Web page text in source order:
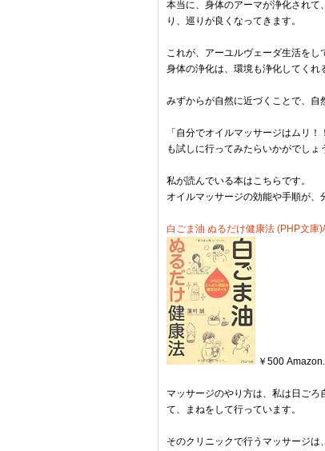
本当に、身体のアーマが浄化され
り、巡りが良くなってきます。
これが、アーユルヴェーダ生活をし
身体の浄化は、環境も浄化してくれ
みずからが自然に近づくことで、自
「自分でオイルマッサージはムリ
も試しに行ってみたらいかがでしょ
私が読んでいる本はこちらです。
オイルマッサージの効能や手順が、
白ごま油 ぬるだけ健康法 (PHP文庫
￥500
マッサージのやり方は、私は日ご
て、まねをして行っています。
そのクリニックで行うマッサージは